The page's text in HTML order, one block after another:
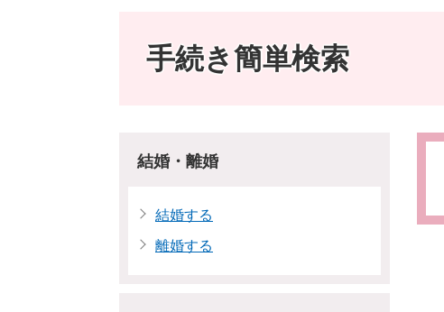
手続き簡単検索
本
結婚・離婚
結婚する
離婚する